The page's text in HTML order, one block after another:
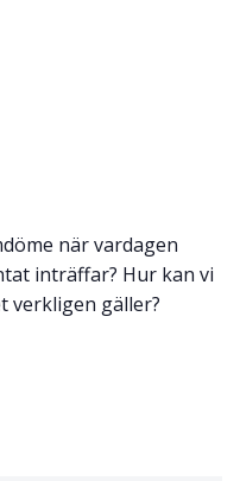
när vardagen
inträffar? Hur kan vi
verkligen gäller?